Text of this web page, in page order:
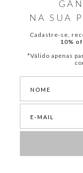
NA SUA
Cadastre-se,
10%
*Válido apenas